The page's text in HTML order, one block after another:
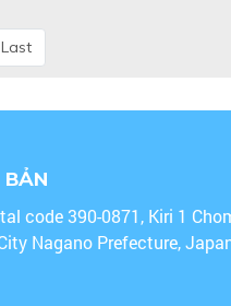
Last
code 390-0871, Kiri 1
Nagano Prefecture,